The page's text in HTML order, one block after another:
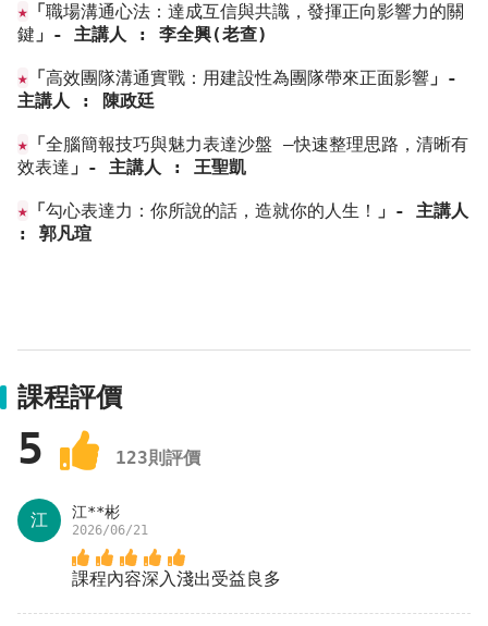
★ 「職場溝通心法：達成互信與共識，發揮正向影響力的關
鍵 」- 主講人 : 李全興(老查)
★ 「高效團隊溝通實戰：用建設性為團隊帶來正面影響 」-
主講人 : 陳政廷
★ 「全腦簡報技巧與魅力表達沙盤 —快速整理思路，清晰有
效表達 」- 主講人 : 王聖凱
★ 「勾心表達力：你所說的話，造就你的人生！
」- 主講人
: 郭凡瑄
課程評價
5 123則評價
江 江**彬
2026/06/21
課程內容深入淺出受益良多